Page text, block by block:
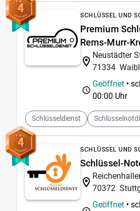
4 SCHLÜSSEL UND
Premium
Rems-Murr-
Neustädter
71334
Geöffnet •
00:00 Uhr
Schlüsseldienst
4 SCHLÜSSEL UND
Schlüssel-
70372
Geöffnet •